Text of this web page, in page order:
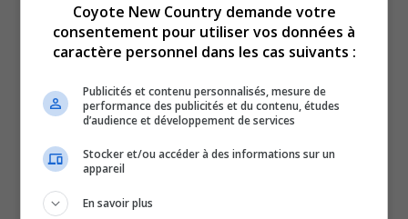
Coyote New Country demande votre
consentement pour utiliser vos données à
caractère personnel dans les cas suivants :
Publicités et contenu personnalisés, mesure de
performance des publicités et du contenu, études
d’audience et développement de services
Stocker et/ou accéder à des informations sur un
appareil
En savoir plus